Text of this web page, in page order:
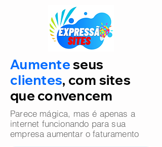
Aumenteseus
clientes, com sites
que convencem
Parece mágica, mas é apenas a
internet funcionando para sua
empresa aumentar o faturamento